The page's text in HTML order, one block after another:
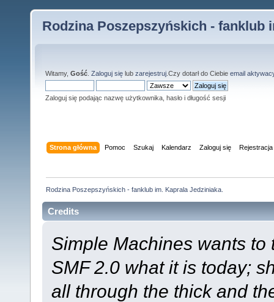
Rodzina Poszepszyńskich - fanklub
Witamy, Gość Zaloguj się lub zarejestruj .Czy dotarł do Ciebie email
Zaloguj się podając nazwę użytkownika, hasło i długość sesji
Strona główna Pomoc Szukaj Kalendarz Zaloguj się Rejestracja
Rodzina Poszepszyńskich - fanklub im. Kaprala Jedziniaka.
Credits
Simple Machines wants
SMF 2.0 what it is today;
all through the thick and